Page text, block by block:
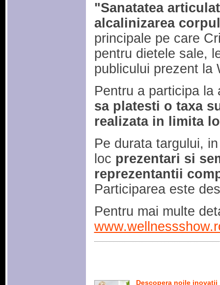
"Sanatatea
alcalinizarea
principale pe care
pentru dietele sale,
publicului prezent la
Pentru a participa
sa platesti o taxa
realizata in limita
Pe durata targului,
loc prezentari si
reprezentantii
Participarea este
Pentru mai multe
Descopera noile inovatii